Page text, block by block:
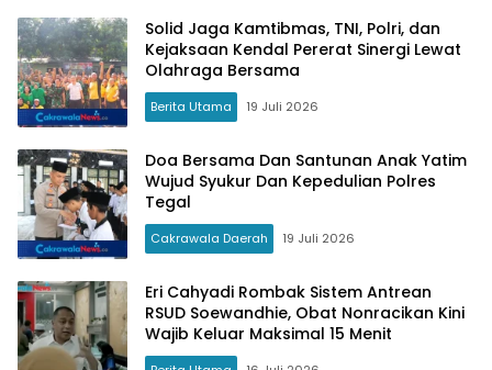
Solid Jaga Kamtibmas, TNI, Polri, dan
Kejaksaan Kendal Pererat Sinergi Lewat
Olahraga Bersama
Berita Utama 19 Juli 2026
Doa Bersama Dan Santunan Anak Yatim
Wujud Syukur Dan Kepedulian Polres
Tegal
Cakrawala Daerah 19 Juli 2026
Eri Cahyadi Rombak Sistem Antrean
RSUD Soewandhie, Obat Nonracikan Kini
Wajib Keluar Maksimal 15 Menit